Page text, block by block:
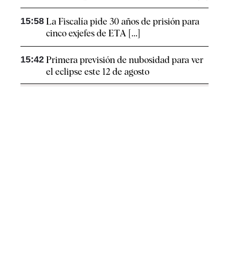
15:58 La Fiscalía pide 30 años de prisión para
cinco exjefes de ETA [...]
15:42 Primera previsión de nubosidad para ver
el eclipse este 12 de agosto